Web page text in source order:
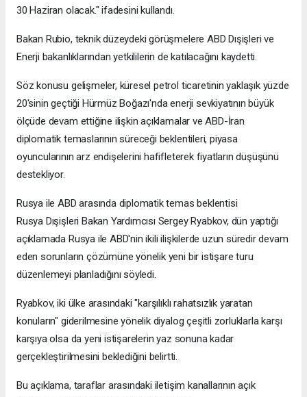
30 Haziran olacak." ifadesini kullandı.
Bakan Rubio, teknik düzeydeki görüşmelere ABD Dışişleri ve
Enerji bakanlıklarından yetkililerin de katılacağını kaydetti.
Söz konusu gelişmeler, küresel petrol ticaretinin yaklaşık yüzde
20'sinin geçtiği Hürmüz Boğazı'nda enerji sevkiyatının büyük
ölçüde devam ettiğine ilişkin açıklamalar ve ABD-İran
diplomatik temaslarının süreceği beklentileri, piyasa
oyuncularının arz endişelerini hafifleterek fiyatların düşüşünü
destekliyor.
Rusya ile ABD arasında diplomatik temas beklentisi
Rusya Dışişleri Bakan Yardımcısı Sergey Ryabkov, dün yaptığı
açıklamada Rusya ile ABD'nin ikili ilişkilerde uzun süredir devam
eden sorunların çözümüne yönelik yeni bir istişare turu
düzenlemeyi planladığını söyledi.
Ryabkov, iki ülke arasındaki "karşılıklı rahatsızlık yaratan
konuların" giderilmesine yönelik diyalog çeşitli zorluklarla karşı
karşıya olsa da yeni istişarelerin yaz sonuna kadar
gerçekleştirilmesini beklediğini belirtti.
Bu açıklama, taraflar arasındaki iletişim kanallarının açık